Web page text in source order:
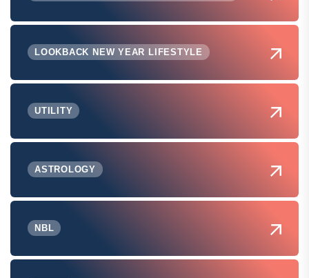
LOOKBACK NEW YEAR LIFESTYLE
UTILITY
ASTROLOGY
NBL